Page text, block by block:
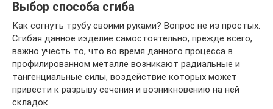
Выбор способа сгиба
Как согнуть трубу своими руками? Вопрос не из простых.
Сгибая данное изделие самостоятельно, прежде всего,
важно учесть то, что во время данного процесса в
профилированном металле возникают радиальные и
тангенциальные силы, воздействие которых может
привести к разрыву сечения и возникновению на ней
складок.